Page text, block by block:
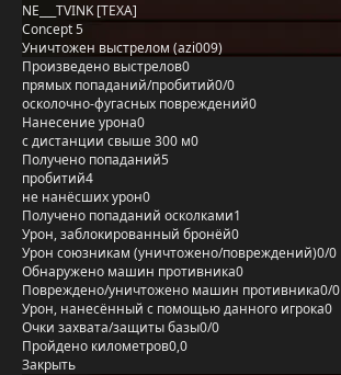
NE___TVINK [TEXA]
Concept 5
Уничтожен выстрелом (azi009)
Произведено выстрелов0
прямых попаданий/пробитий0/0
осколочно-фугасных повреждений0
Нанесение урона0
с дистанции свыше 300 м0
Получено попаданий5
пробитий4
не нанёсших урон0
Получено попаданий осколками1
Урон, заблокированный бронёй0
Урон союзникам (уничтожено/повреждений)0/0
Обнаружено машин противника0
Повреждено/уничтожено машин противника0/0
Урон, нанесённый с помощью данного игрока0
Очки захвата/защиты базы0/0
Пройдено километров0,0
Закрыть